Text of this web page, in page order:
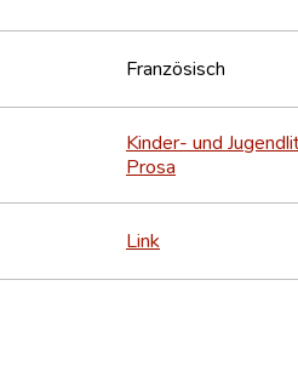
Französisch
Kinder- und
Prosa
Link